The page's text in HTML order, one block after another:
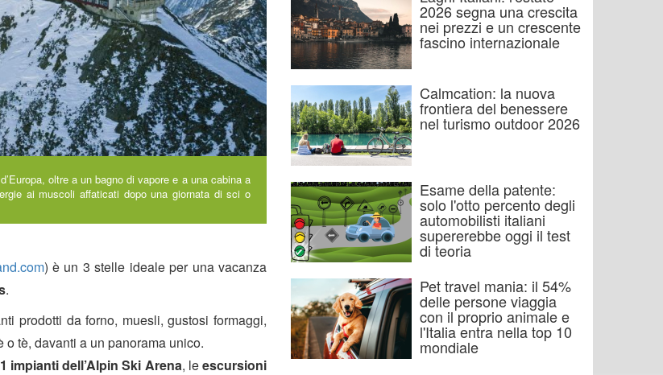
oltre a un bagno di vapore e a una cabina a
ai muscoli affaticati dopo una giornata di sci o
) è un 3 stelle ideale per una vacanza
.
prodotti da forno, muesli, gustosi formaggi,
tè, davanti a un panorama unico.
impianti dell’Alpin Ski Arena, leescursioni
2026 segna una crescita
nei prezzi e un crescente
fascino internazionale
Calmcation: la nuova
frontiera del benessere
nel turismo outdoor 2026
Esame della patente:
solo l'otto percento degli
automobilisti italiani
supererebbe oggi il test
di teoria
Pet travel mania: il 54%
delle persone viaggia
con il proprio animale e
l'Italia entra nella top 10
mondiale